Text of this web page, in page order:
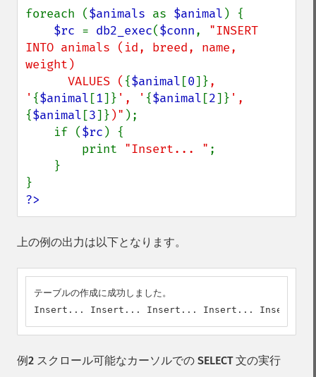
foreach ($animals as $animal ) {
$rc = db2_exec($conn, "INSERT
INTO animals (id, breed, name,
weight)
      VALUES (
{$animal [0]},
' {$animal [1]} ', ' {$animal [2]}
{$animal [3]} )" );
    if (
$rc ) {
        print
"Insert... " ;
?>
上の例の出力は以下となります。
テーブルの作成に成功しました。
Insert... Insert... Insert... Insert... Insert...
例2 スクロール可能なカーソルでの SELECT 文の実行